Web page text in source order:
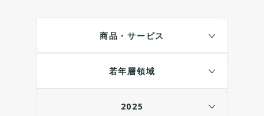
商品・サービス
若年層領域
2025